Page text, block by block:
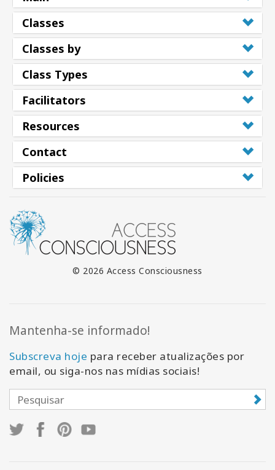
Classes
Classes by
Class Types
Facilitators
Resources
Contact
Policies
© 2026 Access Consciousness
Mantenha-se informado!
Subscreva hoje para receber atualizações por
email, ou siga-nos nas mídias sociais!